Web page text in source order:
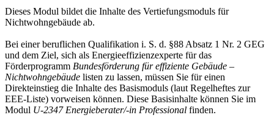
Dieses Modul bildet die Inhalte des Vertiefungsmoduls für
Nichtwohngebäude ab.
Bei einer beruflichen Qualifikation i. S. d. §88 Absatz 1 Nr. 2 GEG
und dem Ziel, sich als Energieeffizienzexperte für das
Förderprogramm Bundesförderung für effiziente Gebäude –
Nichtwohngebäude listen zu lassen, müssen Sie für einen
Direkteinstieg die Inhalte des Basismoduls (laut Regelheftes zur
EEE-Liste) vorweisen können. Diese Basisinhalte können Sie im
Modul U-2347 Energieberater/-in Professional finden.